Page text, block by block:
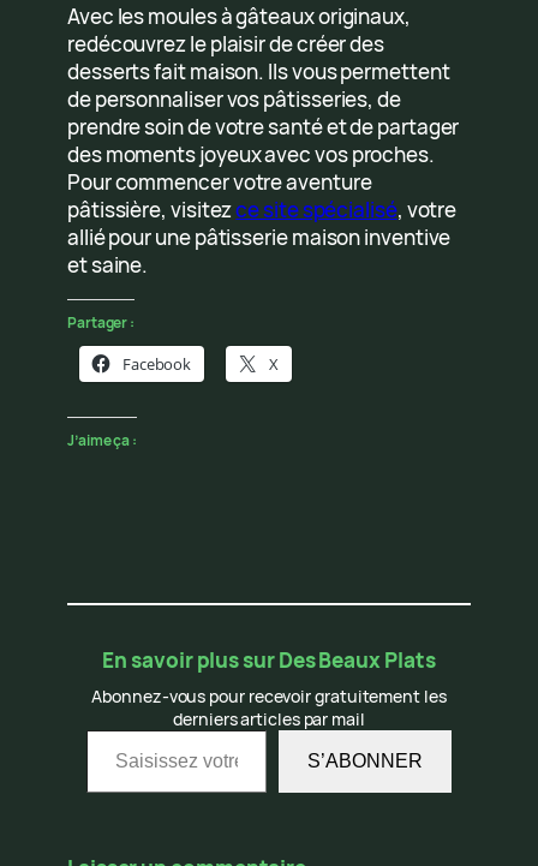
Avec les moules à gâteaux originaux,
redécouvrez le plaisir de créer des
desserts fait maison. Ils vous permettent
de personnaliser vos pâtisseries, de
prendre soin de votre santé et de partager
des moments joyeux avec vos proches.
Pour commencer votre aventure
pâtissière, visitezce site spécialisé, votre
allié pour une pâtisserie maison inventive
et saine.
Partager :
Facebook X
J’aime ça :
En savoir plus sur Des Beaux Plats
Abonnez-vous pour recevoir gratuitement les
derniers articles par mail
Saisissez votre adresse e-mail…
S’ABONNER